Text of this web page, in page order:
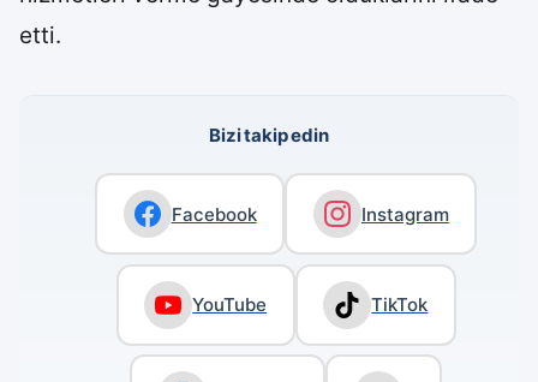
etti.
Bizi takip edin
Facebook Instagram
YouTube TikTok